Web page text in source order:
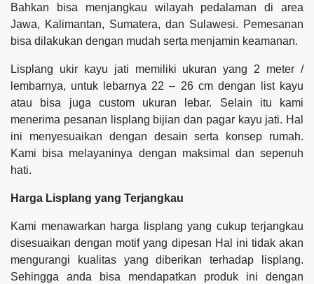
Bahkan bisa menjangkau wilayah pedalaman di area
Jawa, Kalimantan, Sumatera, dan Sulawesi. Pemesanan
bisa dilakukan dengan mudah serta menjamin keamanan.
Lisplang ukir kayu jati memiliki ukuran yang 2 meter /
lembarnya, untuk lebarnya 22 – 26 cm dengan list kayu
atau bisa juga custom ukuran lebar. Selain itu kami
menerima pesanan lisplang bijian dan pagar kayu jati. Hal
ini menyesuaikan dengan desain serta konsep rumah.
Kami bisa melayaninya dengan maksimal dan sepenuh
hati.
Harga Lisplang yang Terjangkau
Kami menawarkan harga lisplang yang cukup terjangkau
disesuaikan dengan motif yang dipesan Hal ini tidak akan
mengurangi kualitas yang diberikan terhadap lisplang.
Sehingga anda bisa mendapatkan produk ini dengan